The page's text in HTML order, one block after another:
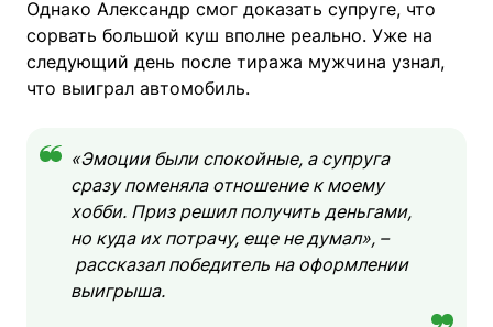
Однако Александр смог доказать супруге, что
сорвать большой куш вполне реально. Уже на
следующий день после тиража мужчина узнал,
что выиграл автомобиль.
«Эмоции были спокойные, а супруга
сразу поменяла отношение к моему
хобби. Приз решил получить деньгами,
но куда их потрачу, еще не думал», –
рассказал победитель на оформлении
выигрыша.